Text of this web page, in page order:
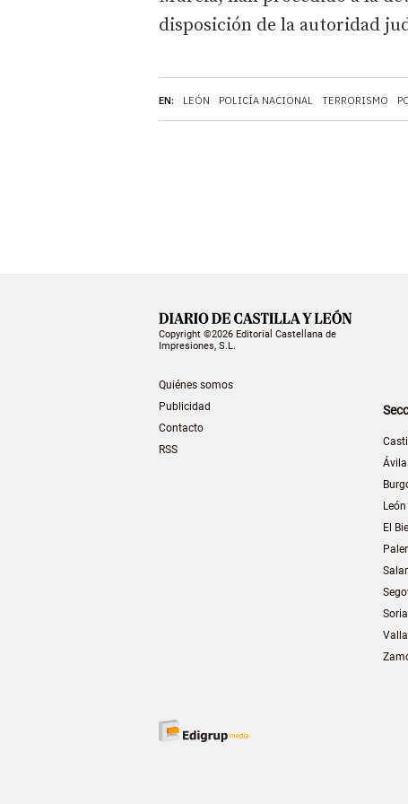
EN: LEÓN POLICÍA NACIONAL TERRORISMO
disposición de la autoridad
Copyright ©2026 Editorial Castellana de
Impresiones, S.L.
Quiénes somos
Publicidad
Contacto
RSS
Ávila
León
El
Soria